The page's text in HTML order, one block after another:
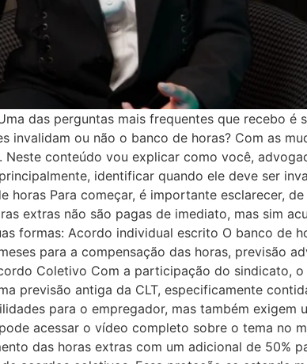
das perguntas mais frequentes que recebo
invalidam ou não o banco de horas? Com as
conteúdo vou explicar como você,
identificar quando ele deve ser
horas Para começar, é importante esclarecer,
extras não são pagas de imediato, mas sim
formas: Acordo individual escrito O banco de
para a compensação das horas, previsão
Coletivo Com a participação do sindicato,
previsão antiga da CLT, especificamente
para o empregador, mas também exigem
acessar o vídeo completo sobre o tema no
das horas extras com um adicional de 50%